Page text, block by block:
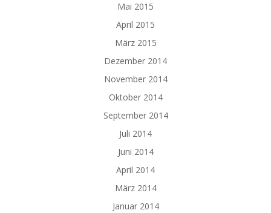
Mai 2015
April 2015
März 2015
Dezember 2014
November 2014
Oktober 2014
September 2014
Juli 2014
Juni 2014
April 2014
März 2014
Januar 2014